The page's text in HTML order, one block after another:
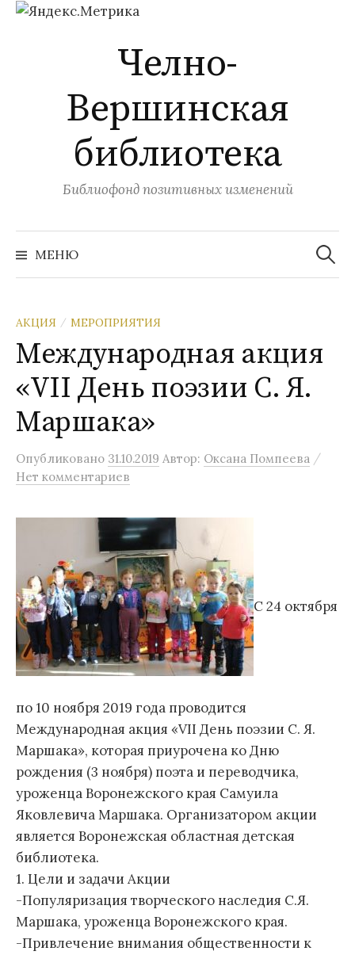
Челно-
Вершинская
библиотека
Библиофонд позитивных изменений
МЕНЮ
Найти:
АКЦИЯ / МЕРОПРИЯТИЯ
Международная акция
«VII День поэзии С. Я.
Маршака»
Опубликовано 31.10.2019 Автор: Оксана Помпеева /
Нет комментариев
С 24 октября
по 10 ноября 2019 года проводится
Международная акция «VII День поэзии С. Я.
Маршака», которая приурочена ко Дню
рождения (3 ноября) поэта и переводчика,
уроженца Воронежского края Самуила
Яковлевича Маршака. Организатором акции
является Воронежская областная детская
библиотека.
1. Цели и задачи Акции
-Популяризация творческого наследия С.Я.
Маршака, уроженца Воронежского края.
-Привлечение внимания общественности к